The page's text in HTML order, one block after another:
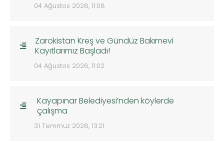
04 Ağustos 2026, 11:08
Zarokistan Kreş ve Gündüz Bakımevi
Kayıtlarımız Başladı!
04 Ağustos 2026, 11:02
Kayapınar Belediyesi’nden köylerde
çalışma
31 Temmuz 2026, 13:21